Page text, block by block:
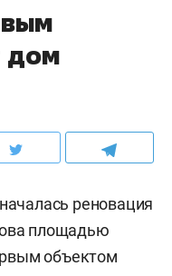
дом
реновация
площадью
объектом